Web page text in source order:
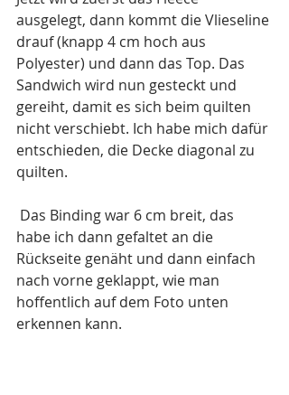
ausgelegt, dann kommt die Vlieseline
drauf (knapp 4 cm hoch aus
Polyester) und dann das Top. Das
Sandwich wird nun gesteckt und
gereiht, damit es sich beim quilten
nicht verschiebt. Ich habe mich dafür
entschieden, die Decke diagonal zu
quilten.
habe ich dann gefaltet an die
Rückseite genäht und dann einfach
nach vorne geklappt, wie man
hoffentlich auf dem Foto unten
erkennen kann.